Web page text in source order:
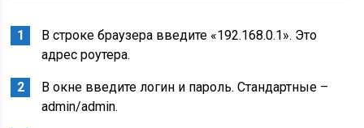
В строке браузера введите «192.168.0.1». Это
адрес роутера.
В окне введите логин и пароль. Стандартные –
admin/admin.